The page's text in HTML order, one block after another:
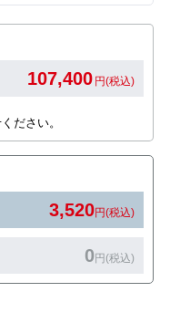
107,400 円(税込)
ださい。
3,520円(税込)
0円(税込)